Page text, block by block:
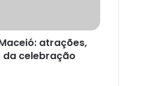
atrações,
da celebração